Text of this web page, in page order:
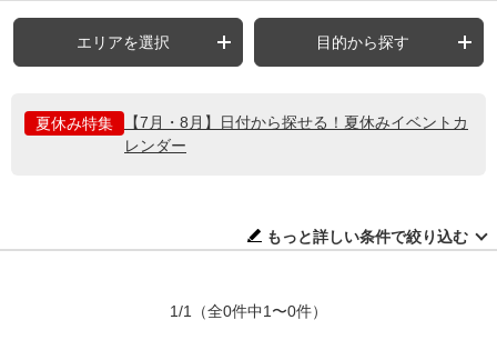
エリアを選択 目的から探す
夏休み特集
【7月・8月】日付から探せる！夏休みイベントカ
レンダー
もっと詳しい条件で絞り込む
1/1 （全0件中1〜0件）